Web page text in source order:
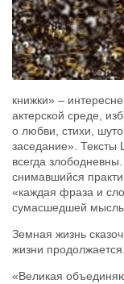
книжки» –
актерской среде,
о любви, стихи,
заседание». Тексты
всегда
снимавшийся
«каждая фраза и
сумасшедшей
Земная жизнь
жизни продолжается.
«Великая